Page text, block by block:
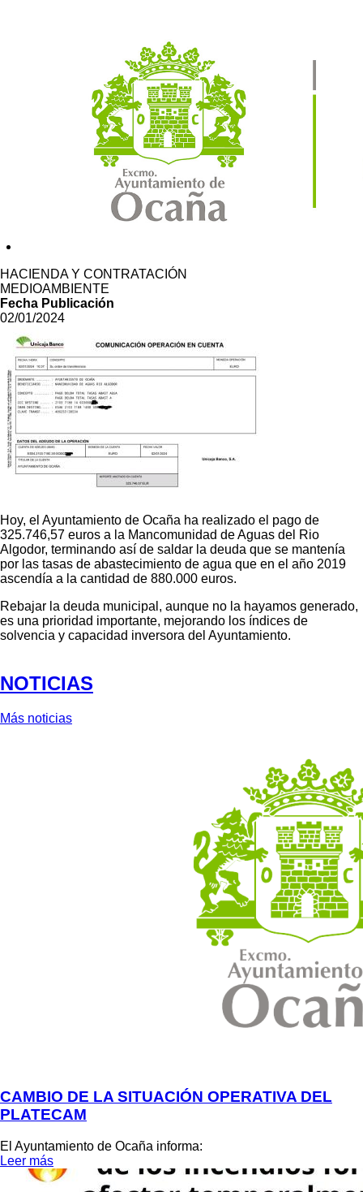
HACIENDA Y CONTRATACIÓN
MEDIOAMBIENTE
Fecha Publicación
02/01/2024
Hoy, el Ayuntamiento de Ocaña ha realizado el pago de
325.746,57 euros a la Mancomunidad de Aguas del Rio
Algodor, terminando así de saldar la deuda que se mantenía
por las tasas de abastecimiento de agua que en el año 2019
ascendía a la cantidad de 880.000 euros.
Rebajar la deuda municipal, aunque no la hayamos generado,
es una prioridad importante, mejorando los índices de
solvencia y capacidad inversora del Ayuntamiento.
NOTICIAS
Más noticias
CAMBIO DE LA SITUACIÓN OPERATIVA DEL
PLATECAM
El Ayuntamiento de Ocaña informa:
Leer más